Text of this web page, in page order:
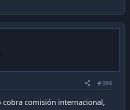
#394
cobra comisión internacional,